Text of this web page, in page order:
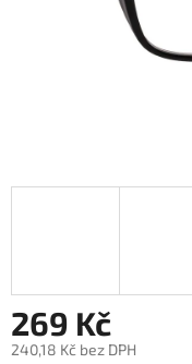
269 Kč
240,18 Kč bez DPH